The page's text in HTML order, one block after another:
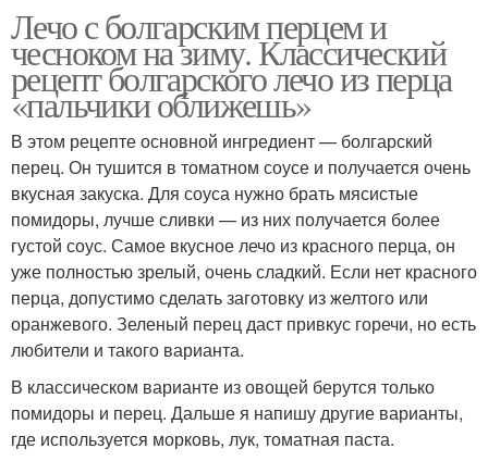
Лечо с болгарским перцем и
чесноком на зиму. Классический
рецепт болгарского лечо из перца
«пальчики оближешь»
В этом рецепте основной ингредиент — болгарский
перец. Он тушится в томатном соусе и получается очень
вкусная закуска. Для соуса нужно брать мясистые
помидоры, лучше сливки — из них получается более
густой соус. Самое вкусное лечо из красного перца, он
уже полностью зрелый, очень сладкий. Если нет красного
перца, допустимо сделать заготовку из желтого или
оранжевого. Зеленый перец даст привкус горечи, но есть
любители и такого варианта.
В классическом варианте из овощей берутся только
помидоры и перец. Дальше я напишу другие варианты,
где используется морковь, лук, томатная паста.